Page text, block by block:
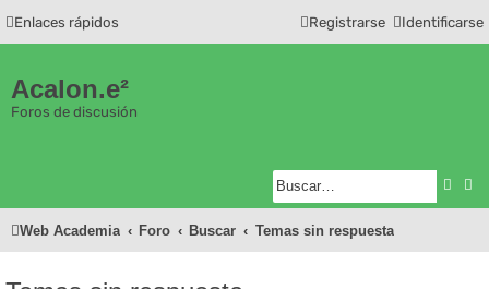
Enlaces rápidos Identificarse
Registrarse
Acalon.e²
Foros de discusión
Web Academia Foro Buscar Temas sin respuesta